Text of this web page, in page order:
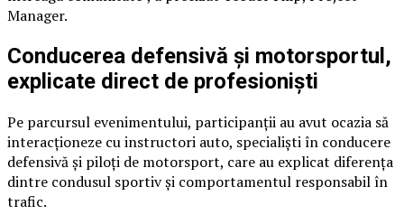
Manager.
Conducerea defensivă și motorsportul,
explicate direct de profesioniști
Pe parcursul evenimentului, participanții au avut ocazia să
interacționeze cu instructori auto, specialiști în conducere
defensivă și piloți de motorsport, care au explicat diferența
dintre condusul sportiv și comportamentul responsabil în
trafic.